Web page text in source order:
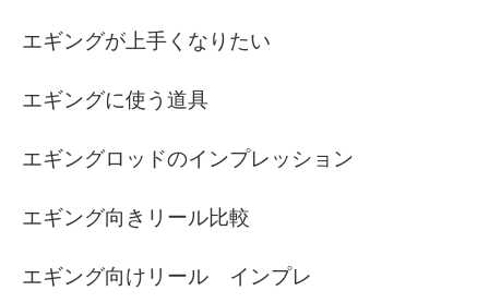
エギングが上手くなりたい
エギングに使う道具
エギングロッドのインプレッション
エギング向きリール比較
エギング向けリール インプレ